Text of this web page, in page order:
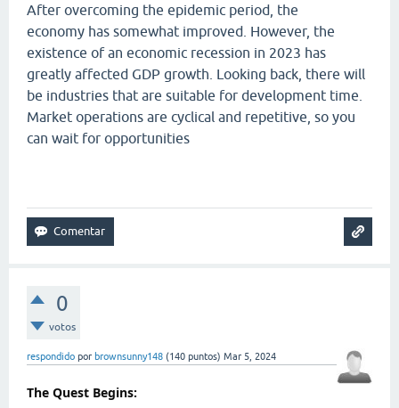
After overcoming the epidemic period, the
economy has somewhat improved. However, the
existence of an economic recession in 2023 has
greatly affected GDP growth. Looking back, there will
be industries that are suitable for development time.
Market operations are cyclical and repetitive, so you
can wait for opportunities
0
votos
respondido por brownsunny148 (140 puntos) Mar 5, 2024
The Quest Begins: